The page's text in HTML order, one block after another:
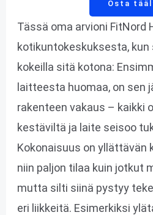
Osta
Tässä oma arvioni FitNord
kotikuntokeskuksesta, kun
kokeilla sitä kotona:
laitteesta huomaa, on sen
rakenteen vakaus – kaikki
kestäviltä ja laite seisoo
Kokonaisuus on yllättävän
niin paljon tilaa kuin jotkut
mutta silti siinä pystyy
eri liikkeitä. Esimerkiksi